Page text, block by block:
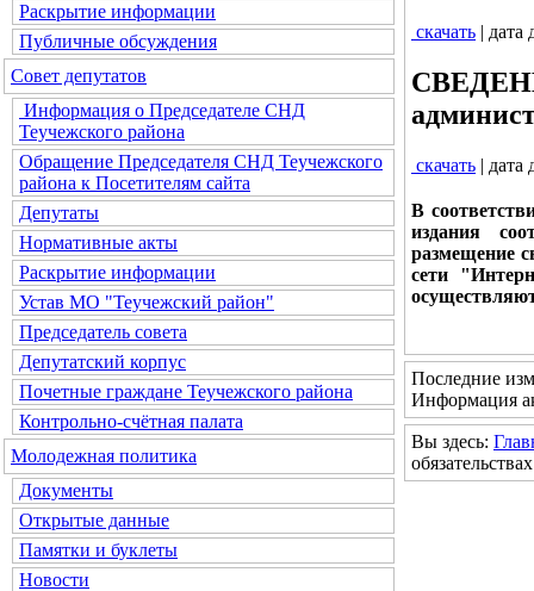
Раскрытие информации
Публичные обсуждения
Совет депутатов
Информация о Председателе СНД
Теучежского района
Обращение Председателя СНД Теучежского
района к Посетителям сайта
Депутаты
Нормативные акты
Раскрытие информации
Устав МО "Теучежский район"
Председатель совета
Депутатский корпус
Почетные граждане Теучежского района
Контрольно-счётная палата
Молодежная политика
Документы
Открытые данные
Памятки и буклеты
Новости
скачать | дата
скачать | дата
В
издания
размещение
сети
Последние
Информация
Вы здесь: